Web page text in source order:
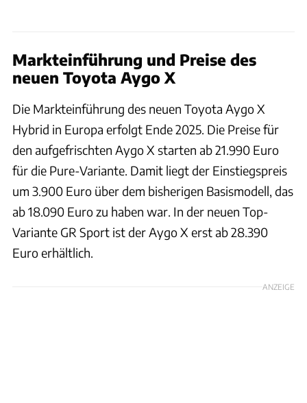
Markteinführung und Preise des
neuen Toyota Aygo X
Die Markteinführung des neuen Toyota Aygo X
Hybrid in Europa erfolgt Ende 2025. Die Preise für
den aufgefrischten Aygo X starten ab 21.990 Euro
für die Pure-Variante. Damit liegt der Einstiegspreis
um 3.900 Euro über dem bisherigen Basismodell, das
ab 18.090 Euro zu haben war. In der neuen Top-
Variante GR Sport ist der Aygo X erst ab 28.390
Euro erhältlich.
ANZEIGE